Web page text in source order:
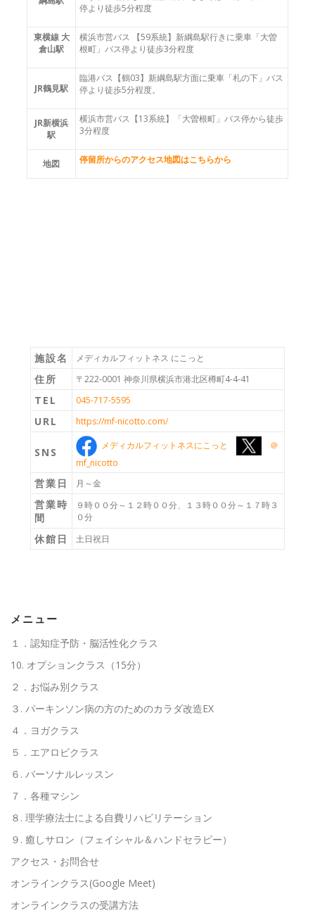
停より徒歩5分程度
東横線 大
倉山駅
横浜市営バス 【59系統】新綱島駅行きに乗車「大曽
根町」バス停より徒歩3分程度
JR鶴見駅
臨港バス【鶴03】新綱島駅方面に乗車「札の下」バス
停より徒歩5分程度。
JR新横浜
駅
横浜市営バス【13系統】「大曽根町」バス停から徒歩
3分程度
地図 停留所からのアクセス地図はこちらから
施設名 メディカルフィットネス にこっと
住所 〒222-0001 神奈川県横浜市港北区樽町4-4-41
TEL 045-717-5595
URL https://mf-nicotto.com/
SNS
メディカルフィットネスにこっと
＠
mf_nicotto
営業日 月～金
営業時
間
９時００分～１２時００分、１３時００分～１７時３
０分
休館日 土日祝日
メニュー
１．認知症予防・脳活性化クラス
10. オプションクラス（15分）
２．お悩み別クラス
３. パーキンソン病の方のためのカラダ改造EX
４．ヨガクラス
５．エアロビクラス
６. パーソナルレッスン
７．各種マシン
８. 理学療法士による自費リハビリテーション
９. 癒しサロン（フェイシャル＆ハンドセラピー）
アクセス・お問合せ
オンラインクラス(Google Meet)
オンラインクラスの受講方法